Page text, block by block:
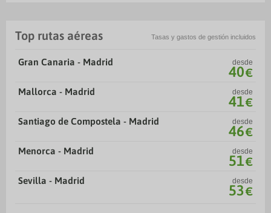
Top rutas aéreas Tasas y gastos de gestión incluidos
Gran Canaria - Madrid desde
40€
Mallorca - Madrid desde
41€
Santiago de Compostela - Madrid desde
46€
Menorca - Madrid desde
51€
Sevilla - Madrid desde
53€